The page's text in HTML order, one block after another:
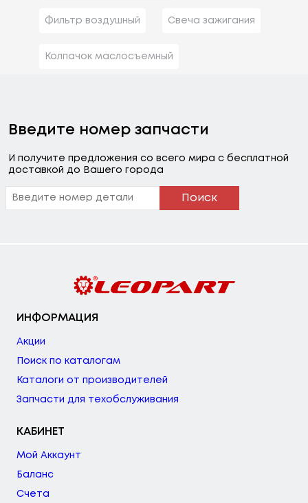
Фильтр воздушный Свеча зажигания
Колпачок маслосъемный
Введите номер запчасти
И получите предложения со всего мира с бесплатной
доставкой до Вашего города
Поиск
ИНФОРМАЦИЯ
Акции
Поиск по каталогам
Каталоги от производителей
Запчасти для техобслуживания
КАБИНЕТ
Мой Аккаунт
Баланс
Счета